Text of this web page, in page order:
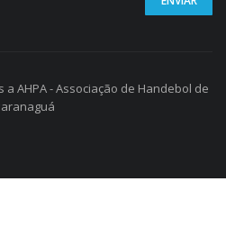
AHPA - Associação de Handebol de